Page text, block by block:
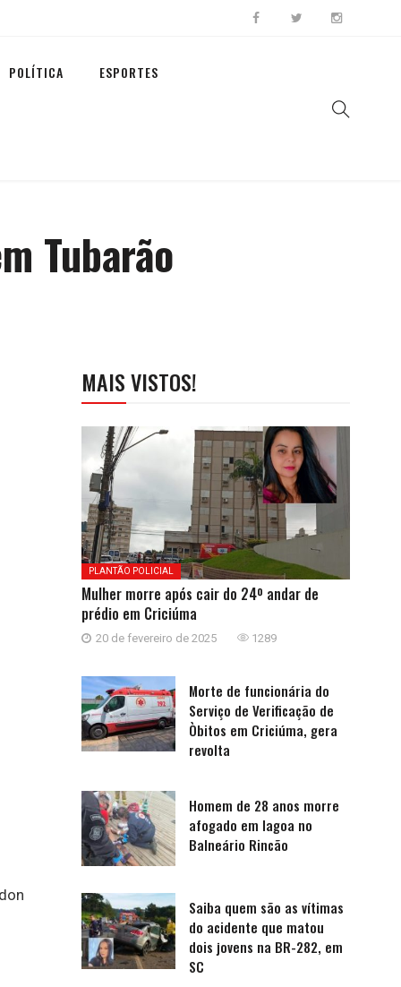
POLÍTICA ESPORTES
Tubarão
MAIS VISTOS!
PLANTÃO POLICIAL
Mulher morre após cair do 24º andar de
prédio em Criciúma
20 de fevereiro de 2025 1289
Morte de funcionária do
Serviço de Verificação de
Òbitos em Criciúma, gera
revolta
Homem de 28 anos morre
afogado em lagoa no
Balneário Rincão
Saiba quem são as vítimas
do acidente que matou
dois jovens na BR-282, em
SC